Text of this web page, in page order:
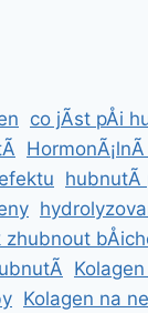
co jÃ­st pÅi
zhubnout
Kolagen
Kolagen na